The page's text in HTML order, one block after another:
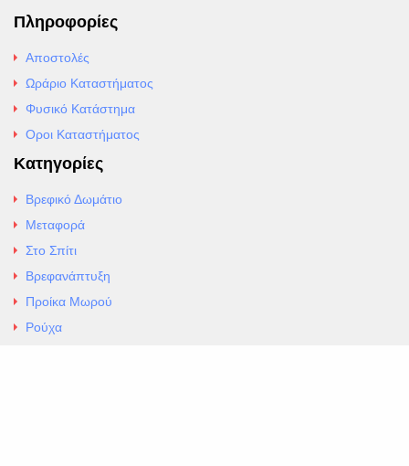
Πληροφορίες
Αποστολές
Ωράριο Καταστήματος
Φυσικό Κατάστημα
Οροι Καταστήματος
Κατηγορίες
Βρεφικό Δωμάτιο
Μεταφορά
Στο Σπίτι
Βρεφανάπτυξη
Προίκα Μωρού
Ρούχα